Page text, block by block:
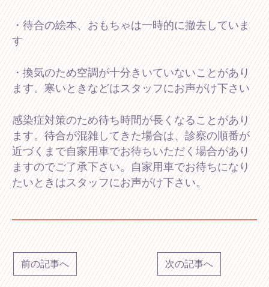
・待合の絵本、おもちゃは一時的に撤去していま
す
・換気のため空調が十分きいていないことがあり
ます。寒いときなどはスタッフにお声がけ下さい
感染症対策のため待ち時間が長くなることがあり
ます。待合が混雑してきた場合は、診察の順番が
近づくまで自家用車でお待ちいただく場合があり
ますのでご了承下さい。自家用車でお待ちになり
たいときはスタッフにお声がけ下さい。
前の記事へ 次の記事へ